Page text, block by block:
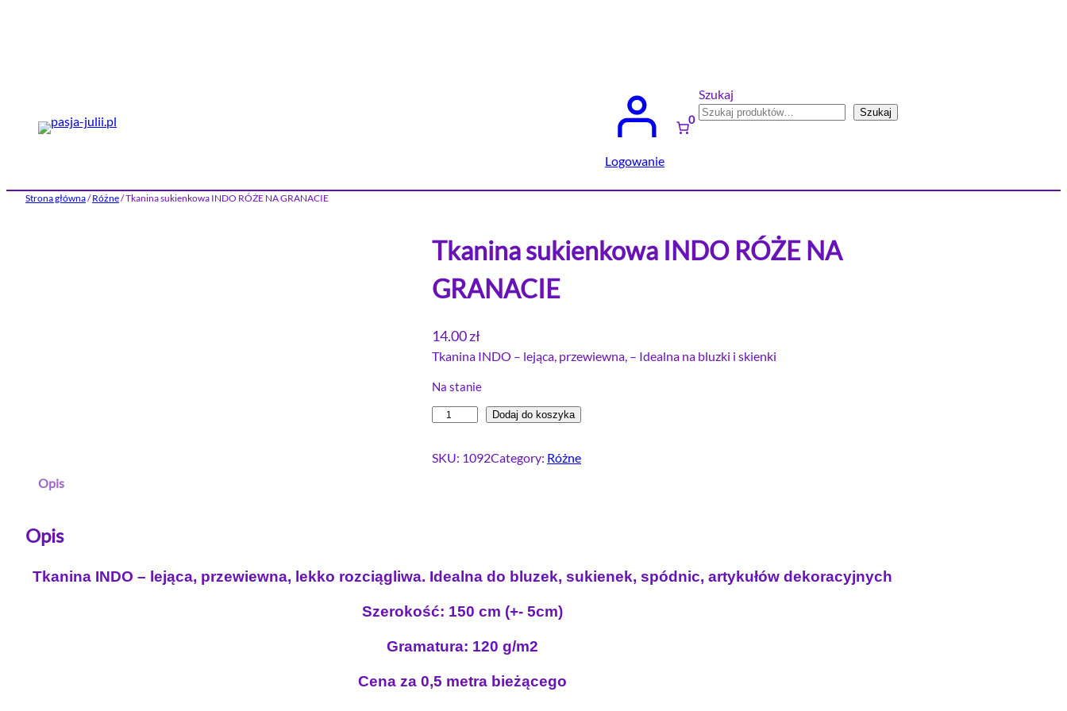
Logowanie
0
Szukaj
Szukaj
Strona główna/Różne/ Tkanina sukienkowa INDO RÓŻE NA GRANACIE
Tkanina sukienkowa INDO RÓŻE NA
GRANACIE
14.00zł
Tkanina INDO – lejąca, przewiewna, – Idealna na bluzki i skienki
Na stanie
o
i
n
s
k
Dodaj do koszyka
SKU: 1092Category: Różne
Opis
Opis
Tkanina INDO – lejąca, przewiewna, lekko rozciągliwa. Idealna do bluzek, sukienek, spódnic, artykułów dekoracyjnych
Szerokość: 150 cm (+- 5cm)
Gramatura: 120 g/m2
Cena za 0,5 metra bieżącego